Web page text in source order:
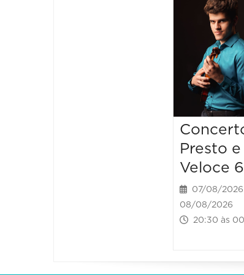
Presto e
Veloce 6
07/08/2026
08/08/2026
20:30 às